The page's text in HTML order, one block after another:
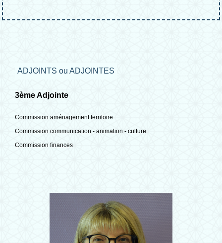
ADJOINTS ou ADJOINTES
3ème Adjointe
Commission aménagement territoire
Commission communication - animation - culture
Commission finances